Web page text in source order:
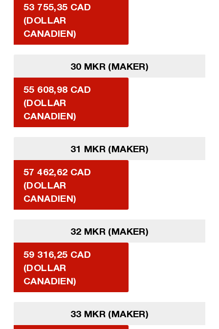
53 755,35 CAD
(DOLLAR
CANADIEN)
30 MKR (MAKER)
55 608,98 CAD
(DOLLAR
CANADIEN)
31 MKR (MAKER)
57 462,62 CAD
(DOLLAR
CANADIEN)
32 MKR (MAKER)
59 316,25 CAD
(DOLLAR
CANADIEN)
33 MKR (MAKER)